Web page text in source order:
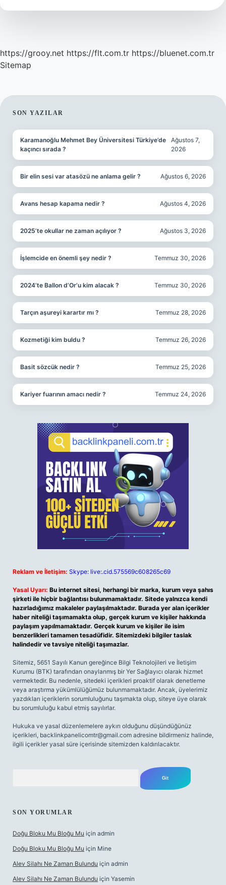
Mi
https://grooy.net https://flt.com.tr https://bluenet.com.tr
Sitemap
SIDEBAR
SON YAZILAR
Karamanoğlu Mehmet Bey Üniversitesi Türkiye’de
kaçıncı sırada ?
Ağustos 7,
2026
Bir elin sesi var atasözü ne anlama gelir ? Ağustos 6, 2026
Avans hesap kapama nedir ? Ağustos 4, 2026
2025’te okullar ne zaman açılıyor ? Ağustos 3, 2026
İşlemcide en önemli şey nedir ? Temmuz 30, 2026
2024’te Ballon d’Or’u kim alacak ? Temmuz 30, 2026
Tarçın aşureyi karartır mı ? Temmuz 28, 2026
Kozmetiği kim buldu ? Temmuz 26, 2026
Basit sözcük nedir ? Temmuz 25, 2026
Kariyer fuarının amacı nedir ? Temmuz 24, 2026
Reklam ve İletişim: Skype: live:.cid.575569c608265c69
Yasal Uyarı: Bu internet sitesi, herhangi bir marka, kurum veya şahıs
şirketi ile hiçbir bağlantısı bulunmamaktadır. Sitede yalnızca kendi
hazırladığımız makaleler paylaşılmaktadır. Burada yer alan içerikler
haber niteliği taşımamakta olup, gerçek kurum ve kişiler hakkında
paylaşım yapılmamaktadır. Gerçek kurum ve kişiler ile isim
benzerlikleri tamamen tesadüfidir. Sitemizdeki bilgiler taslak
halindedir ve tavsiye niteliği taşımazlar.
Sitemiz, 5651 Sayılı Kanun gereğince Bilgi Teknolojileri ve İletişim
Kurumu (BTK) tarafından onaylanmış bir Yer Sağlayıcı olarak hizmet
vermektedir. Bu nedenle, sitedeki içerikleri proaktif olarak denetleme
veya araştırma yükümlülüğümüz bulunmamaktadır. Ancak, üyelerimiz
yazdıkları içeriklerin sorumluluğunu taşımakta olup, siteye üye olarak
bu sorumluluğu kabul etmiş sayılırlar.
Hukuka ve yasal düzenlemelere aykırı olduğunu düşündüğünüz
içerikleri, backlinkpanelicomtr@gmail.com adresine bildirmeniz halinde,
ilgili içerikler yasal süre içerisinde sitemizden kaldırılacaktır.
SON YORUMLAR
Doğu Bloku Mu Bloğu Mu için admin
Doğu Bloku Mu Bloğu Mu için Mine
Alev Silahı Ne Zaman Bulundu için admin
Alev Silahı Ne Zaman Bulundu için Yasemin